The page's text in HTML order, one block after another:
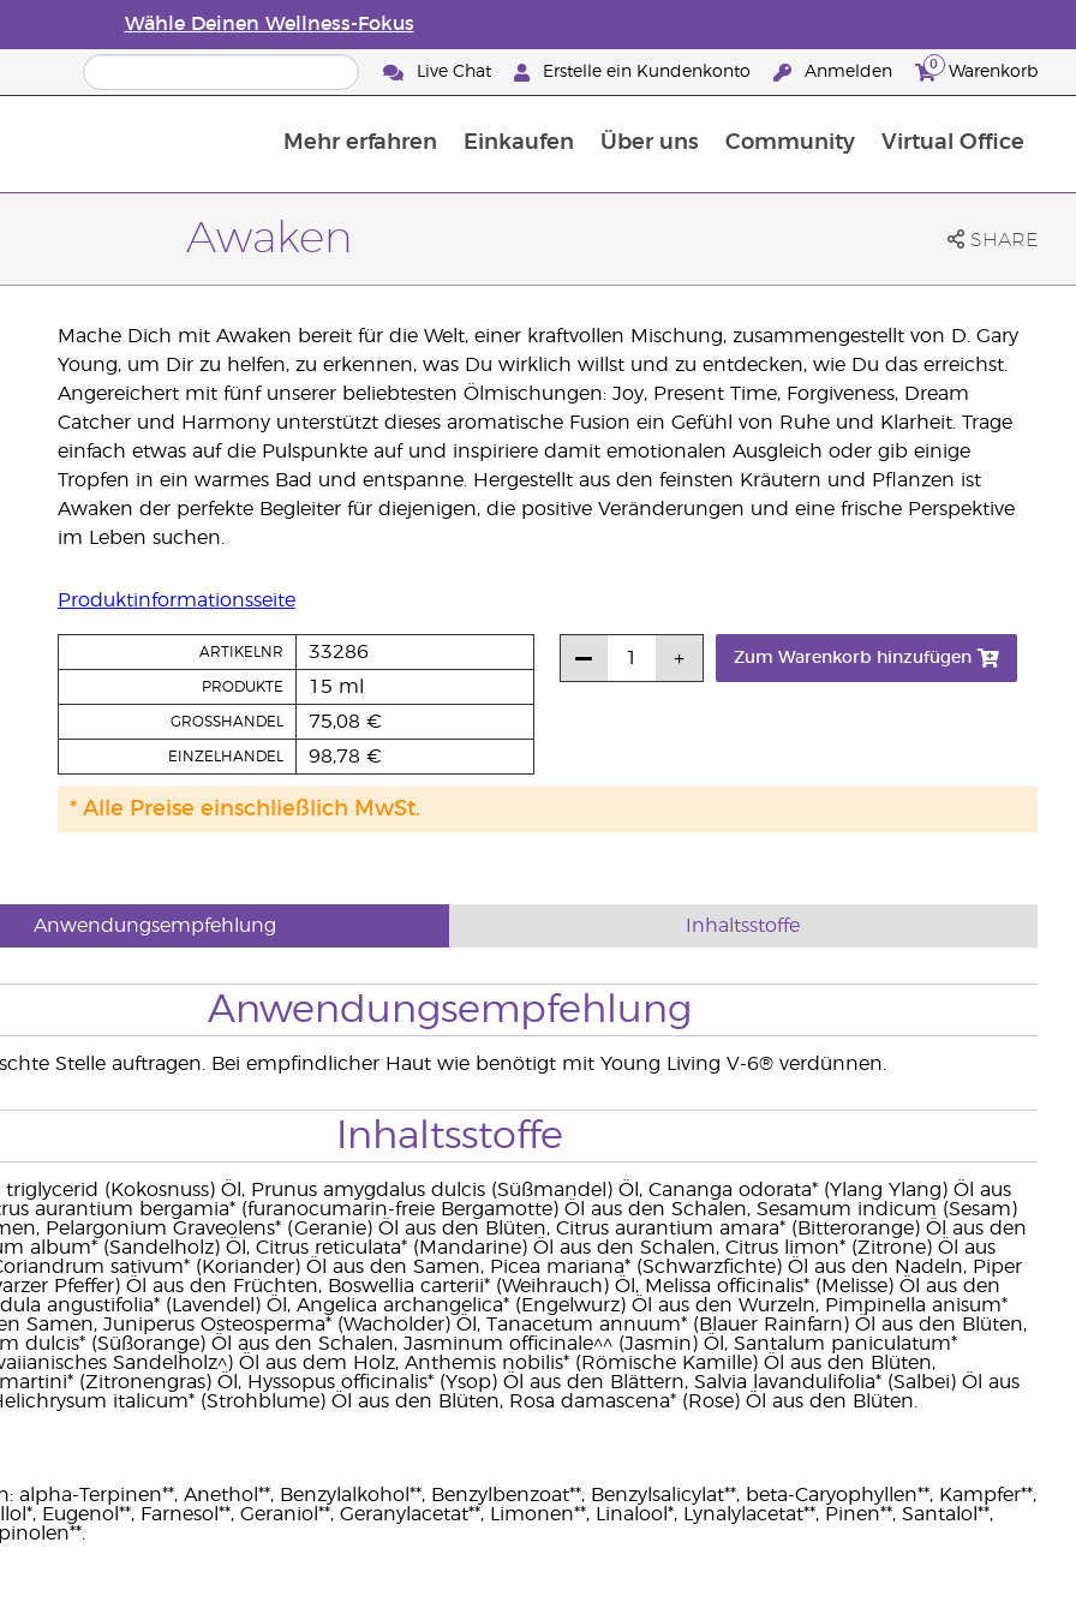
Wähle Deinen Wellness-Fokus
Live Chat Erstelle ein Kundenkonto Anmelden 0 Warenkorb
Mehr erfahren Einkaufen Über uns Community Virtual Office
Awaken SHARE
Mache Dich mit Awaken bereit für die Welt, einer kraftvollen Mischung, zusammengestellt von D. Gary
Young, um Dir zu helfen, zu erkennen, was Du wirklich willst und zu entdecken, wie Du das erreichst.
Angereichert mit fünf unserer beliebtesten Ölmischungen: Joy, Present Time, Forgiveness, Dream
Catcher und Harmony unterstützt dieses aromatische Fusion ein Gefühl von Ruhe und Klarheit. Trage
einfach etwas auf die Pulspunkte auf und inspiriere damit emotionalen Ausgleich oder gib einige
Tropfen in ein warmes Bad und entspanne. Hergestellt aus den feinsten Kräutern und Pflanzen ist
Awaken der perfekte Begleiter für diejenigen, die positive Veränderungen und eine frische Perspektive
im Leben suchen.
Produktinformationsseite
ARTIKELNR 33286
PRODUKTE 15 ml
GROSSHANDEL 75,08 €
EINZELHANDEL 98,78 €
Zum Warenkorb hinzufügen
* Alle Preise einschließlich MwSt.
Anwendungsempfehlung Inhaltsstoffe
Anwendungsempfehlung
Stelle auftragen. Bei empfindlicher Haut wie benötigt mit Young Living V-6® verdünnen.
Inhaltsstoffe
(Kokosnuss) Öl, Prunus amygdalus dulcis (Süßmandel) Öl, Cananga odorata* (Ylang Ylang) Öl aus
aurantium bergamia* (furanocumarin-freie Bergamotte) Öl aus den Schalen, Sesamum indicum (Sesam)
Pelargonium Graveolens* (Geranie) Öl aus den Blüten, Citrus aurantium amara* (Bitterorange) Öl aus den
album* (Sandelholz) Öl, Citrus reticulata* (Mandarine) Öl aus den Schalen, Citrus limon* (Zitrone) Öl aus
sativum* (Koriander) Öl aus den Samen, Picea mariana* (Schwarzfichte) Öl aus den Nadeln, Piper
Pfeffer) Öl aus den Früchten, Boswellia carterii* (Weihrauch) Öl, Melissa officinalis* (Melisse) Öl aus den
angustifolia* (Lavendel) Öl, Angelica archangelica* (Engelwurz) Öl aus den Wurzeln, Pimpinella anisum*
Samen, Juniperus Osteosperma* (Wacholder) Öl, Tanacetum annuum* (Blauer Rainfarn) Öl aus den Blüten,
dulcis* (Süßorange) Öl aus den Schalen, Jasminum officinale^^ (Jasmin) Öl, Santalum paniculatum*
Sandelholz^) Öl aus dem Holz, Anthemis nobilis* (Römische Kamille) Öl aus den Blüten,
(Zitronengras) Öl, Hyssopus officinalis* (Ysop) Öl aus den Blättern, Salvia lavandulifolia* (Salbei) Öl aus
italicum* (Strohblume) Öl aus den Blüten, Rosa damascena* (Rose) Öl aus den Blüten.
alpha-Terpinen**, Anethol**, Benzylalkohol**, Benzylbenzoat**, Benzylsalicylat**, beta-Caryophyllen**, Kampfer**,
Eugenol**, Farnesol**, Geraniol**, Geranylacetat**, Limonen**, Linalool*, Lynalylacetat**, Pinen**, Santalol**,